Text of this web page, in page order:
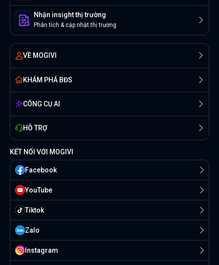
Nhận insight thị trường
Phân tích & cập nhật thị trường
VỀ MOGIVI
KHÁM PHÁ BĐS
CÔNG CỤ AI
HỖ TRỢ
KẾT NỐI VỚI MOGIVI
Facebook
YouTube
Tiktok
Zalo
Instagram